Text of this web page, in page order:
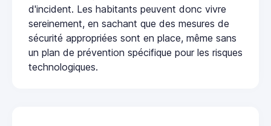
d'incident. Les habitants peuvent donc vivre
sereinement, en sachant que des mesures de
sécurité appropriées sont en place, même sans
un plan de prévention spécifique pour les risques
technologiques.